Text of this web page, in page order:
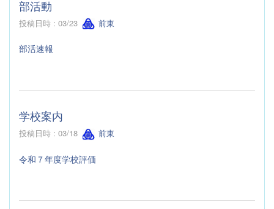
部活動
投稿日時 : 03/23 前東
部活速報
学校案内
投稿日時 : 03/18 前東
令和７年度学校評価